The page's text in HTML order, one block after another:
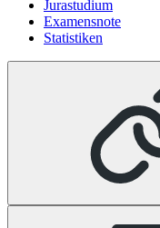
Jurastudium
Examensnote
Statistiken